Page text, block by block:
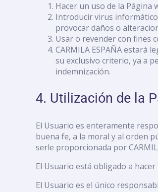
Hacer un uso de la
Introducir virus
provocar daños o
Usar o revender con fines
CARMILA ESPAÑA estará
su exclusivo criterio, ya a
indemnización.
4. Utilización de la
El Usuario es enteramente
buena fe, a la moral y al orden
serle proporcionada por
El Usuario está obligado a
El Usuario es el único